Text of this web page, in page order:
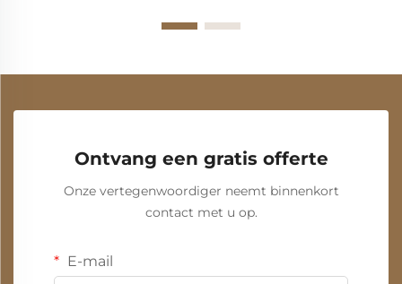
Ontvang een gratis offerte
Onze vertegenwoordiger neemt binnenkort
contact met u op.
E-mail